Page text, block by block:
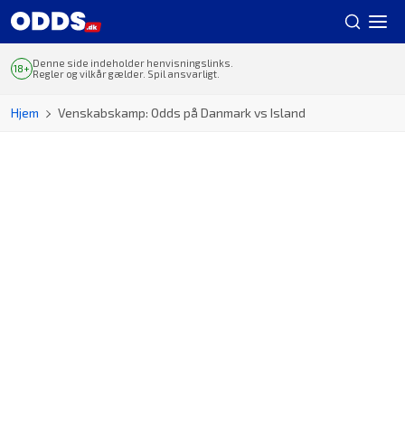
Hjem Venskabskamp: Odds på Danmark vs Island
Denne side indeholder henvisningslinks.
Regler og vilkår gælder. Spil ansvarligt.